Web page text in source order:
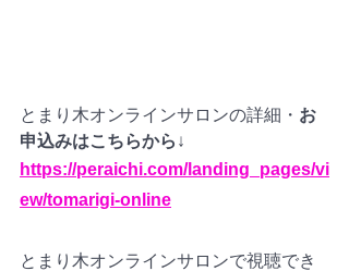
とまり木オンラインサロンの詳細・ お
申込みはこちらから ↓
https://peraichi.com/landing_pages/vi
ew/tomarigi-online
とまり木オンラインサロンで視聴でき